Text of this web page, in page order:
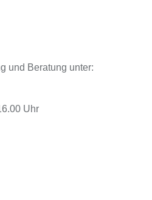
und Beratung unter:
Uhr